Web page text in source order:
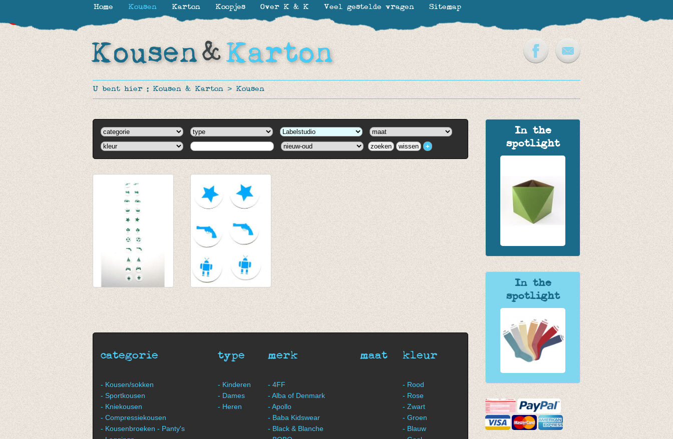
U bent hier : Kousen & Karton > Kousen
In the
spotlight
In the
spotlight
categorie
- Kousen/sokken
- Sportkousen
- Kniekousen
- Compressiekousen
- Kousenbroeken - Panty's
type
- Kinderen
- Dames
- Heren
merk
- 4FF
- Alba of Denmark
- Apollo
- Baba Kidswear
- Black & Blanche
maat kleur
- Rood
- Rose
- Zwart
- Groen
- Blauw
Home Kousen Karton Koopjes Over K & K Veel gestelde vragen Sitemap